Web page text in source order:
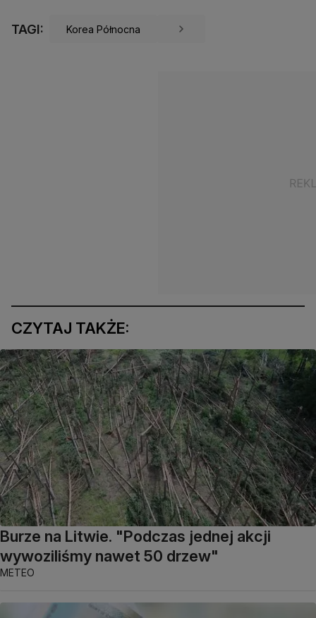
TAGI: Korea Północna
CZYTAJ TAKŻE:
Burze na Litwie. "Podczas jednej akcji
wywoziliśmy nawet 50 drzew"
METEO